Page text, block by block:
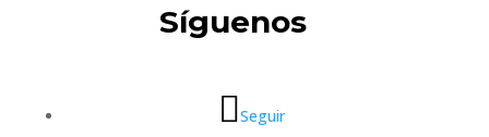
Síguenos
Seguir